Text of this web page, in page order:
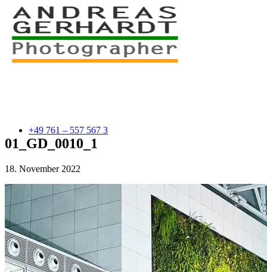
+49 761 – 557 567 3
Portfolio
01_GD_0010_1
18. November 2022